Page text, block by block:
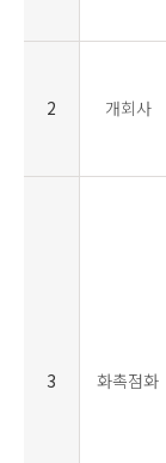
2 개회사
3 화촉점화